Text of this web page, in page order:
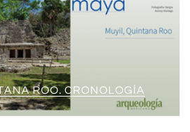
ROO. CRONOLOGÍA